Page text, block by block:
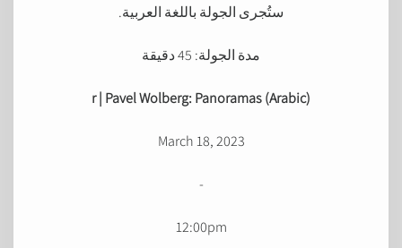
ستُجرى الجولة باللغة العربية.
مدة الجولة: 45 دقيقة
r | Pavel Wolberg: Panoramas (Arabic)
March 18, 2023
-
12:00pm